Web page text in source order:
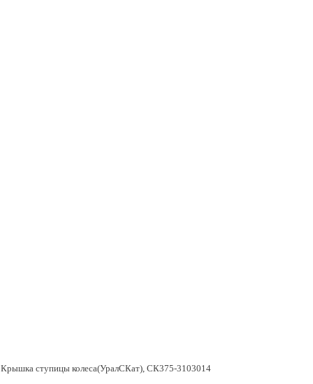
Крышка ступицы колеса(УралСКат), СК375-3103014